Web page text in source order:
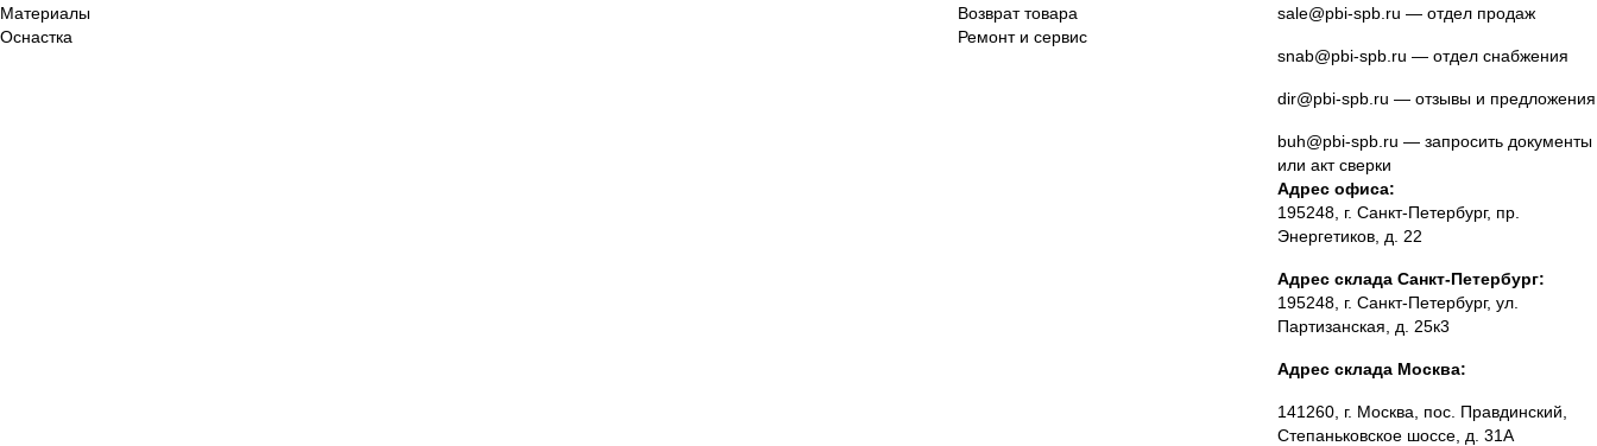
Материалы
Оснастка
Возврат товара
Ремонт и сервис
sale@pbi-spb.ru — отдел продаж
snab@pbi-spb.ru — отдел снабжения
dir@pbi-spb.ru — отзывы и предложения
buh@pbi-spb.ru — запросить документы
или акт сверки
Адрес офиса:
195248, г. Санкт-Петербург, пр.
Энергетиков, д. 22
Адрес склада Санкт-Петербург:
195248, г. Санкт-Петербург, ул.
Партизанская, д. 25к3
Адрес склада Москва:
141260, г. Москва, пос. Правдинский,
Степаньковское шоссе, д. 31А